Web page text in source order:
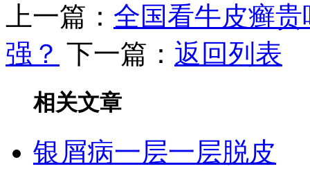
上一篇： 全国看牛皮癣
强？ 下一篇： 返回列表
相关文章
银屑病一层一层脱皮